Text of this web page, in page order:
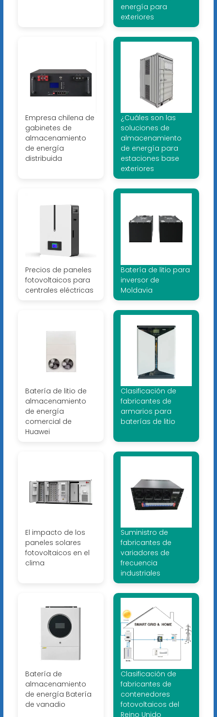
energía para
exteriores
Empresa chilena de
gabinetes de
almacenamiento
de energía
distribuida
¿Cuáles son las
soluciones de
almacenamiento
de energía para
estaciones base
exteriores
Precios de paneles
fotovoltaicos para
centrales eléctricas
Batería de litio para
inversor de
Moldavia
Batería de litio de
almacenamiento
de energía
comercial de
Huawei
Clasificación de
fabricantes de
armarios para
baterías de litio
El impacto de los
paneles solares
fotovoltaicos en el
clima
Suministro de
fabricantes de
variadores de
frecuencia
industriales
Batería de
almacenamiento
de energía Batería
de vanadio
Clasificación de
fabricantes de
contenedores
fotovoltaicos del
Reino Unido